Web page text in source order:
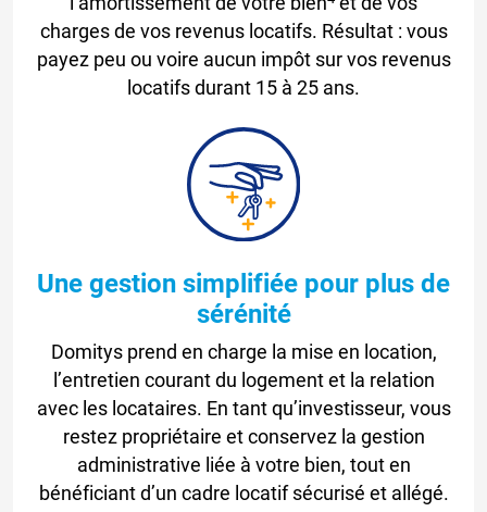
charges de vos revenus locatifs. Résultat : vous
payez peu ou voire aucun impôt sur vos revenus
locatifs durant 15 à 25 ans.
Une gestion simplifiée pour plus de
sérénité
Domitys prend en charge la mise en location,
l’entretien courant du logement et la relation
avec les locataires. En tant qu’investisseur, vous
restez propriétaire et conservez la gestion
administrative liée à votre bien, tout en
bénéficiant d’un cadre locatif sécurisé et allégé.